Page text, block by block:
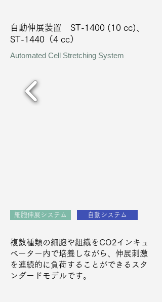
自動伸展装置 ST-1400 (10 cc)、
ST-1440（4 cc）
Automated Cell Stretching System
細胞伸展システム 自動システム
複数種類の細胞や組織をCO2インキュ
ベーター内で培養しながら、伸展刺激
を連続的に負荷することができるスタ
ンダードモデルです。